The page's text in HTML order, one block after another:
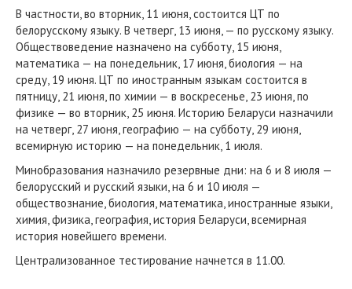
В частности, во вторник, 11 июня, состоится ЦТ по
белорусскому языку. В четверг, 13 июня, — по русскому языку.
Обществоведение назначено на субботу, 15 июня,
математика — на понедельник, 17 июня, биология — на
среду, 19 июня. ЦТ по иностранным языкам состоится в
пятницу, 21 июня, по химии — в воскресенье, 23 июня, по
физике — во вторник, 25 июня. Историю Беларуси назначили
на четверг, 27 июня, географию — на субботу, 29 июня,
всемирную историю — на понедельник, 1 июля.
Минобразования назначило резервные дни: на 6 и 8 июля —
белорусский и русский языки, на 6 и 10 июля —
обществознание, биология, математика, иностранные языки,
химия, физика, география, история Беларуси, всемирная
история новейшего времени.
Централизованное тестирование начнется в 11.00.